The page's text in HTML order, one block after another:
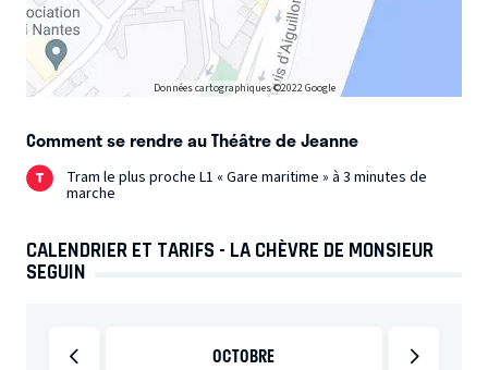
dithyrambiques, telles le TT de Télérama, ce spectacle
respectueux du texte original d’Alphonse Daudet
plongera le jeune public dans une bulle de poésie,
d’humour et de chansons et permettra aux adultes
accompagnants de se laisser aller à une douce
nostalgie.
pour ce grand classique !
Données cartographiques ©2022 Google
Comment se rendre au Théâtre de Jeanne
Tram le plus proche L1 « Gare maritime » à 3 minutes de
marche
CALENDRIER ET TARIFS - LA CHÈVRE DE MONSIEUR
SEGUIN
OCTOBRE